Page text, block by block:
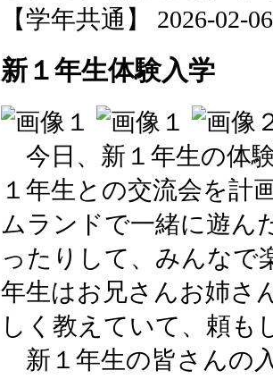
【学年共通】 2026-02-
新１年生体験入学
今日、新１年生の体
１年生との交流会を計
ムランドで一緒に遊ん
ったりして、みんなで
年生はお兄さんお姉さ
しく教えていて、頼も
新１年生の皆さんの